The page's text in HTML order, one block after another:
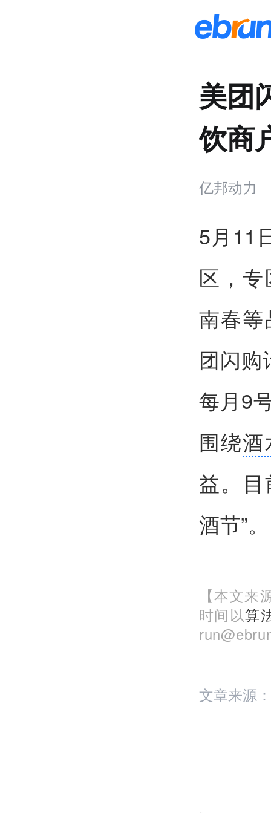
美团
饮商
亿邦动力
5月11
区，
南春
团闪购
每月9
围绕酒
益。
酒节”。
【本文
时间以算
文章来源